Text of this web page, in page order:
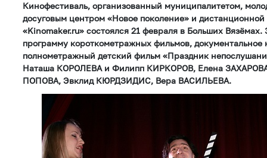
Кинофестиваль, организованный муниципалитетом,
досуговым центром «Новое поколение» и
«Kinomaker.ru» состоялся 21 февраля в Больших Вязёмах.
программу короткометражных фильмов, документальное
полнометражный детский фильм «Праздник
Наташа КОРОЛЕВА и Филипп КИРКОРОВ, Елена
ПОПОВА, Эвклид КЮРДЗИДИС, Вера ВАСИЛЬЕВА.